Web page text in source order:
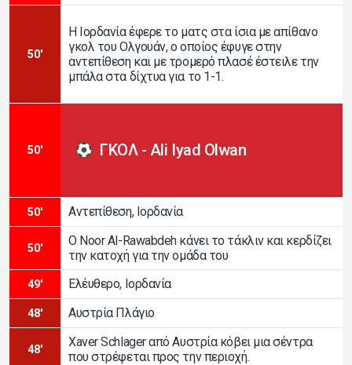
50'
Η Ιορδανία έφερε το ματς στα ίσια με απίθανο
γκολ του Ολγουάν, ο οποίος έφυγε στην
αντεπίθεση και με τρομερό πλασέ έστειλε την
μπάλα στα δίχτυα για το 1-1.
50' ΓΚΟΛ - Ali Iyad Olwan
50' Αντεπίθεση, Ιορδανία
50'
Ο Noor Al-Rawabdeh κάνει το τάκλιν και κερδίζει
την κατοχή για την ομάδα του
49' Ελέυθερο, Ιορδανία
48' Αυστρία Πλάγιο
48'
Xaver Schlager από Αυστρία κόβει μια σέντρα
που στρέφεται προς την περιοχή.